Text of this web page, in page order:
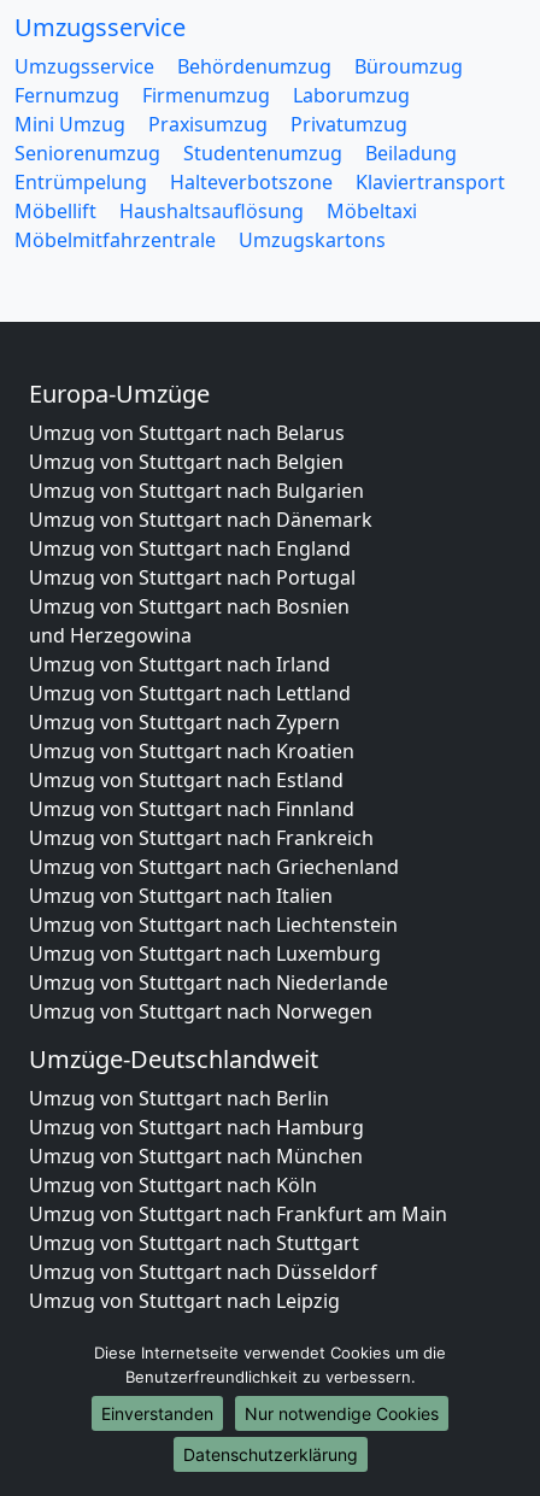
Umzugsservice
Umzugsservice Behördenumzug
Büroumzug
Fernumzug
Firmenumzug
Laborumzug
Mini Umzug
Praxisumzug
Privatumzug
Seniorenumzug
Studentenumzug
Beiladung
Entrümpelung
Halteverbotszone
Klaviertransport
Möbellift
Haushaltsauflösung
Möbeltaxi
Möbelmitfahrzentrale
Umzugskartons
Europa-Umzüge
Umzug von Stuttgart nach Belarus
Umzug von Stuttgart nach Belgien
Umzug von Stuttgart nach Bulgarien
Umzug von Stuttgart nach Dänemark
Umzug von Stuttgart nach England
Umzug von Stuttgart nach Portugal
Umzug von Stuttgart nach Bosnien
und Herzegowina
Umzug von Stuttgart nach Irland
Umzug von Stuttgart nach Lettland
Umzug von Stuttgart nach Zypern
Umzug von Stuttgart nach Kroatien
Umzug von Stuttgart nach Estland
Umzug von Stuttgart nach Finnland
Umzug von Stuttgart nach Frankreich
Umzug von Stuttgart nach Griechenland
Umzug von Stuttgart nach Italien
Umzug von Stuttgart nach Liechtenstein
Umzug von Stuttgart nach Luxemburg
Umzug von Stuttgart nach Niederlande
Umzug von Stuttgart nach Norwegen
Umzüge-Deutschlandweit
Umzug von Stuttgart nach Berlin
Umzug von Stuttgart nach Hamburg
Umzug von Stuttgart nach München
Umzug von Stuttgart nach Köln
Umzug von Stuttgart nach Frankfurt am Main
Umzug von Stuttgart nach Stuttgart
Umzug von Stuttgart nach Düsseldorf
Umzug von Stuttgart nach Leipzig
Umzug von Stuttgart nach Essen
Umzug von Stuttgart nach Bremen
Umzug von Stuttgart nach Dresden
Umzug von Stuttgart nach Hannover
Umzug von Stuttgart nach Nürnberg
Diese Internetseite verwendet Cookies um die
Benutzerfreundlichkeit zu verbessern.
Einverstanden
Nur notwendige Cookies
Datenschutzerklärung